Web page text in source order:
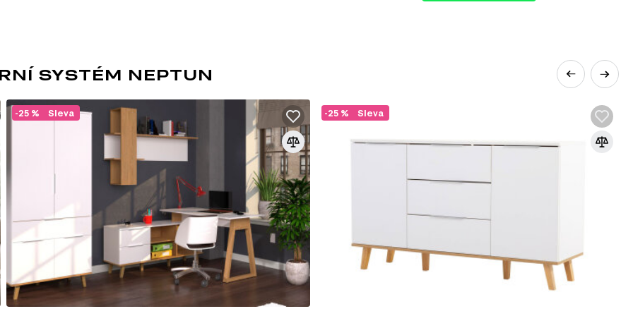
Neptun. Tento modulový systém se skládá z 18 produktů, které zahrnují:
SKANDINÁVSKÝ STYL
Skandinávský styl oceňuje útulnost — je to především funkčnost a jednoduchost,
stejně jako důraz na individuální, ale promyšlené akcenty. Jedná se o zlatou střední
cestu, která vám umožňuje žít podle principu švédské rovnováhy „lagom“, což doslova
znamená „tak akorát“ – nic by nemělo být málo ani moc. Díky přírodním materiálům a
jemným barvám se budete vždy cítit jako doma. Interiér se vyznačuje:
Skandinávská láska k přírodě, lesům a loukám se odráží i v interiéru. Tato vášeň se odráží v
nábytku — formy a design jsou jednoduché a průhledné a vždy je doplňuje funkce;
SYSTÉM NEPTUN
Sleva
-25 % Sleva
-25 %